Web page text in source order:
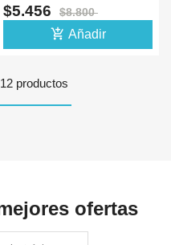
$5.456 $8.800
add_shopping_cart Añadir
productos
ofertas